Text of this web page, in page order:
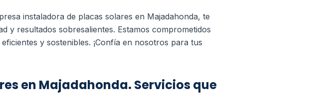
instaladora de placas solares en Majadahonda, te
y resultados sobresalientes. Estamos comprometidos
y sostenibles. ¡Confía en nosotros para tus
en Majadahonda. Servicios que